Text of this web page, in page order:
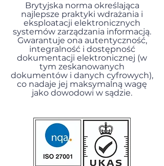
Brytyjska norma określająca
najlepsze praktyki wdrażania i
eksploatacji elektronicznych
systemów zarządzania informacją.
Gwarantuje ona autentyczność,
integralność i dostępność
dokumentacji elektronicznej (w
tym zeskanowanych
dokumentów i danych cyfrowych),
co nadaje jej maksymalną wagę
jako dowodowi w sądzie.